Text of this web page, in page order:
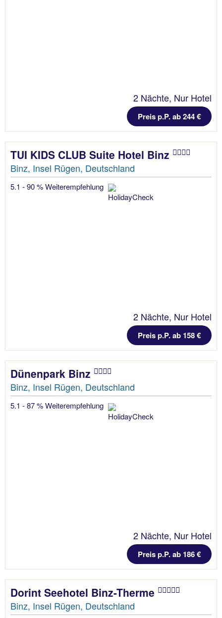
2 Nächte, Nur Hotel
Preis p.P. ab 244 €
TUI KIDS CLUB Suite Hotel Binz
Binz, Insel Rügen, Deutschland
5.1 - 90 % Weiterempfehlung
2 Nächte, Nur Hotel
Preis p.P. ab 158 €
Dünenpark Binz
Binz, Insel Rügen, Deutschland
5.1 - 87 % Weiterempfehlung
2 Nächte, Nur Hotel
Preis p.P. ab 186 €
Dorint Seehotel Binz-Therme
Binz, Insel Rügen, Deutschland